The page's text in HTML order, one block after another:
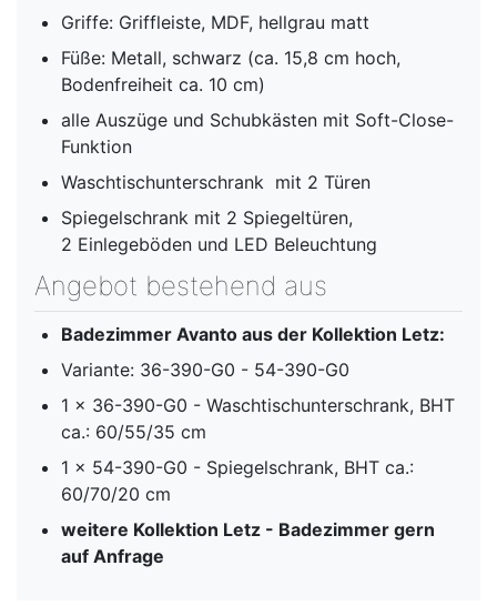
Griffe: Griffleiste, MDF, hellgrau matt
Füße: Metall, schwarz (ca. 15,8 cm hoch,
Bodenfreiheit ca. 10 cm)
alle Auszüge und Schubkästen mit Soft-Close-
Funktion
Waschtischunterschrank mit 2 Türen
Spiegelschrank mit 2 Spiegeltüren,
2 Einlegeböden und LED Beleuchtung
Angebot bestehend aus
Badezimmer Avanto aus der Kollektion Letz:
Variante: 36-390-G0 - 54-390-G0
1 x 36-390-G0 - Waschtischunterschrank, BHT
ca.: 60/55/35 cm
1 x 54-390-G0 - Spiegelschrank, BHT ca.:
60/70/20 cm
weitere Kollektion Letz - Badezimmer gern
auf Anfrage